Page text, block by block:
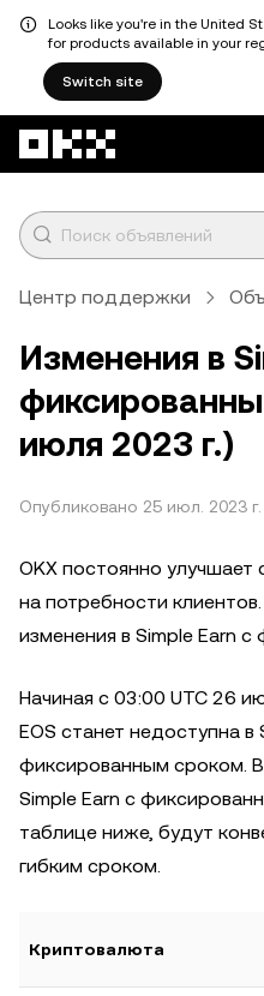
Looks like you're in the United
for products available in your
Switch site
Центр поддержки
Изменения в
июля 2023 г.)
Опубликовано 25 июл. 2023 г.
OKX постоянно улучшает
на потребности
изменения в Simple Earn
Начиная с 03:00 UTC 26
EOS станет недоступна в
фиксированным сроком.
Simple Earn с
таблице ниже, будут
гибким сроком.
Криптовалюта